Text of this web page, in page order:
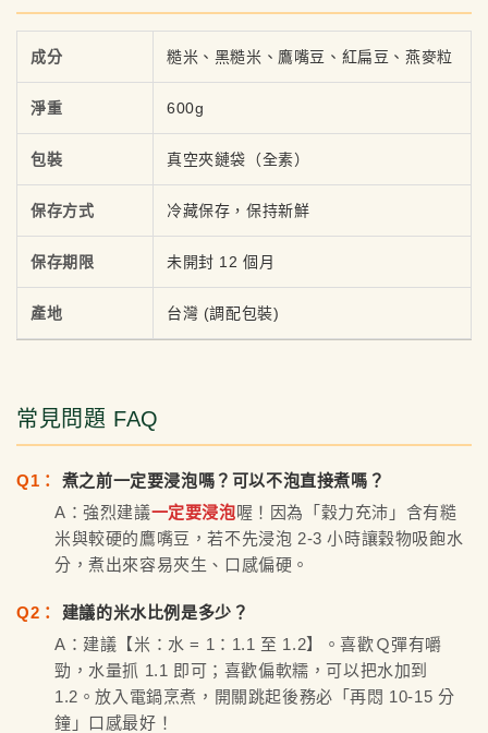
成分 糙米、黑糙米、鷹嘴豆、紅扁豆、燕麥粒
淨重 600g
包裝 真空夾鏈袋（全素）
保存方式 冷藏保存，保持新鮮
保存期限 未開封 12 個月
產地 台灣 (調配包裝)
常見問題 FAQ
Q1：
煮之前一定要浸泡嗎？可以不泡直接煮嗎？
A：強烈建議一定要浸泡喔！因為「穀力充沛」含有糙
米與較硬的鷹嘴豆，若不先浸泡 2-3 小時讓穀物吸飽水
分，煮出來容易夾生、口感偏硬。
Q2：
建議的米水比例是多少？
A：建議【米：水 = 1：1.1 至 1.2】。喜歡Ｑ彈有嚼
勁，水量抓 1.1 即可；喜歡偏軟糯，可以把水加到
1.2。放入電鍋烹煮，開關跳起後務必「再悶 10-15 分
鐘」口感最好！